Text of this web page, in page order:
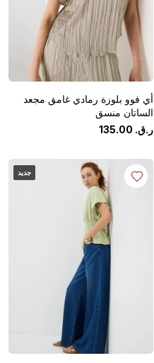
أي فوو بلوزة رمادي غامق مجعد
الساتان منسق
ر.ق.
135.00
جديد